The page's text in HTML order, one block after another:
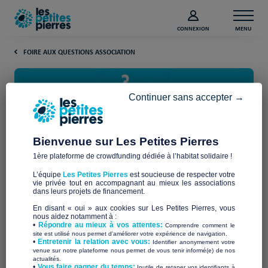
CONNEXION MENU
FOIRE AUX QUESTIONS ASSOCIATION
Comment savoir si mon
association peut délivrer un
reçu fiscal ?
Pour émettre des reçus fiscaux en France, votre association
doit remplir certaines conditions. Elle doit être d’intérêt
général, avoir le statut d’association loi 1901, respecter les
Bienvenue sur Les Petites Pierres
1ère plateforme de crowdfunding dédiée à l’habitat solidaire !
L’équipe Les Petites Pierres est soucieuse de respecter votre
vie privée tout en accompagnant au mieux les associations
dans leurs projets de financement.
En disant « oui » aux cookies sur Les Petites Pierres, vous
nous aidez notamment à :
• Répondre au mieux à vos attentes:Comprendre comment le
site est utilisé nous permet d'améliorer votre expérience de navigation.
•Entretenir la relation avec vous: Identifier anonymement votre
venue sur notre plateforme nous permet de vous tenir informé(e) de nos
actualités.
Continuer sans accepter →